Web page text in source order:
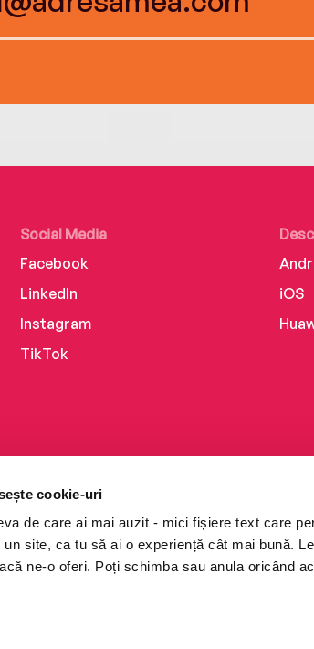
cookie-uri
de care ai mai auzit - mici fișiere text care
un site, ca tu să ai o experiență cât mai bună.
ne-o oferi. Poți schimba sau anula oricând
Social Media
Facebook
LinkedIn
Instagram
TikTok
iOS